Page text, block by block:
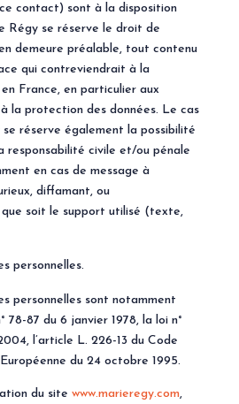
contact) sont à la disposition
Régy se réserve le droit de
demeure préalable, tout contenu
qui contreviendrait à la
France, en particulier aux
la protection des données. Le cas
réserve également la possibilité
responsabilité civile et/ou pénale
en cas de message à
diffamant, ou
que soit le support utilisé (texte,
personnelles.
personnelles sont notamment
78-87 du 6 janvier 1978, la loi n°
l’article L. 226-13 du Code
du 24 octobre 1995.
du site www.marieregy.com,